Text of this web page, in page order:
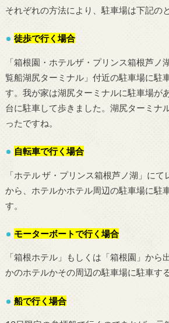
それぞれの方法により、駐車場は下記の
徒歩で行く場合
「箱根園・ホテルザ・プリンス箱根芦ノ
覧船湖尻ターミナル」付近の駐車場に駐
す。我が家は湖尻ターミナルに駐車場が
台に駐車して歩きました。湖尻ターミナ
ったですね。
自転車で行く場合
「ホテル ザ・プリンス箱根芦ノ湖」に
から、ホテルかホテル周辺の駐車場に駐
す。
モーターボートで行く場合
「箱根ホテル」もしくは「箱根園」から
かのホテルかその周辺の駐車場に駐車す
船で行く場合